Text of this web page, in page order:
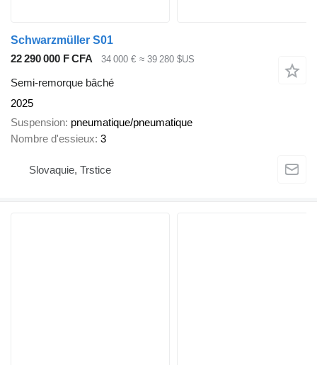
Schwarzmüller S01
22 290 000 F CFA
34 000 € ≈ 39 280 $US
Semi-remorque bâché
2025
Suspension pneumatique/pneumatique
Nombre d'essieux 3
Slovaquie, Trstice